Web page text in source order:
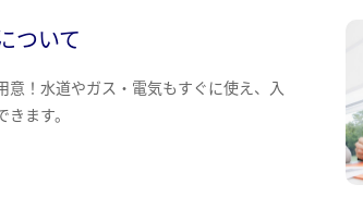
ついて
意！水道やガス・電気もすぐに使え、入
ます。